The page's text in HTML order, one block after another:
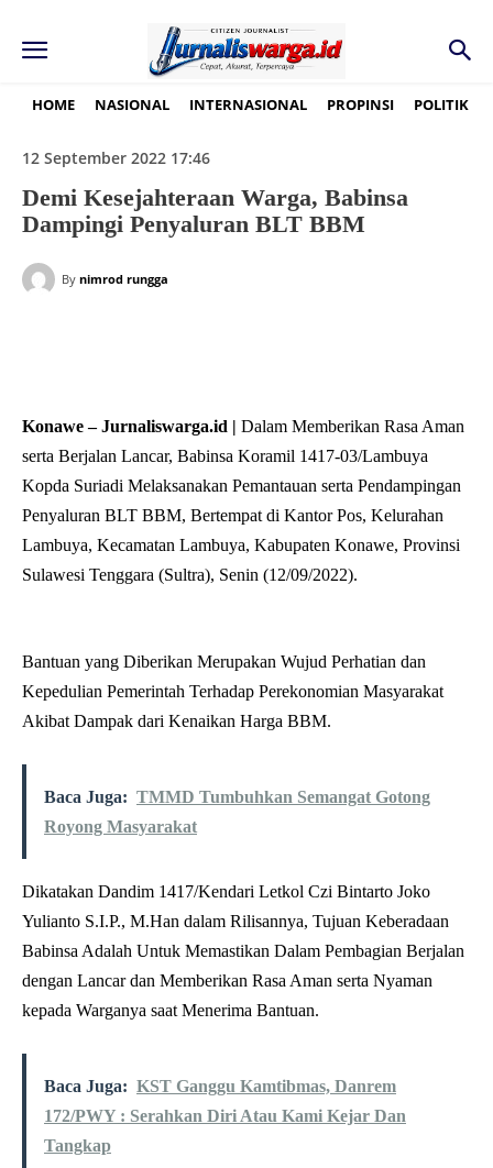
HOME NASIONAL INTERNASIONAL PROPINSI POLITIK
12 September 2022 17:46
Demi Kesejahteraan Warga, Babinsa
Dampingi Penyaluran BLT BBM
By nimrod rungga
Konawe – Jurnaliswarga.id | Dalam Memberikan Rasa Aman
serta Berjalan Lancar, Babinsa Koramil 1417-03/Lambuya
Kopda Suriadi Melaksanakan Pemantauan serta Pendampingan
Penyaluran BLT BBM, Bertempat di Kantor Pos, Kelurahan
Lambuya, Kecamatan Lambuya, Kabupaten Konawe, Provinsi
Sulawesi Tenggara (Sultra), Senin (12/09/2022).
Bantuan yang Diberikan Merupakan Wujud Perhatian dan
Kepedulian Pemerintah Terhadap Perekonomian Masyarakat
Akibat Dampak dari Kenaikan Harga BBM.
Baca Juga: TMMD Tumbuhkan Semangat Gotong
Royong Masyarakat
Dikatakan Dandim 1417/Kendari Letkol Czi Bintarto Joko
Yulianto S.I.P., M.Han dalam Rilisannya, Tujuan Keberadaan
Babinsa Adalah Untuk Memastikan Dalam Pembagian Berjalan
dengan Lancar dan Memberikan Rasa Aman serta Nyaman
kepada Warganya saat Menerima Bantuan.
Baca Juga: KST Ganggu Kamtibmas, Danrem
172/PWY : Serahkan Diri Atau Kami Kejar Dan
Tangkap